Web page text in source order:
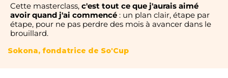
Cette masterclass, c'est tout ce que j'aurais aimé
avoir quand j'ai commencé : un plan clair, étape par
étape, pour ne pas perdre des mois à avancer dans le
brouillard.
Sokona, fondatrice de So'Cup